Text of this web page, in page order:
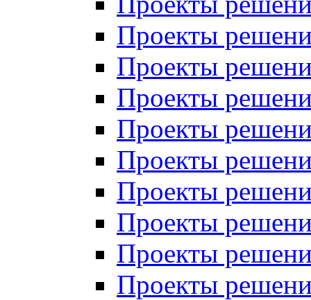
Проекты
Проекты
Проекты
Проекты
Проекты
Проекты
Проекты
Проекты
Проекты